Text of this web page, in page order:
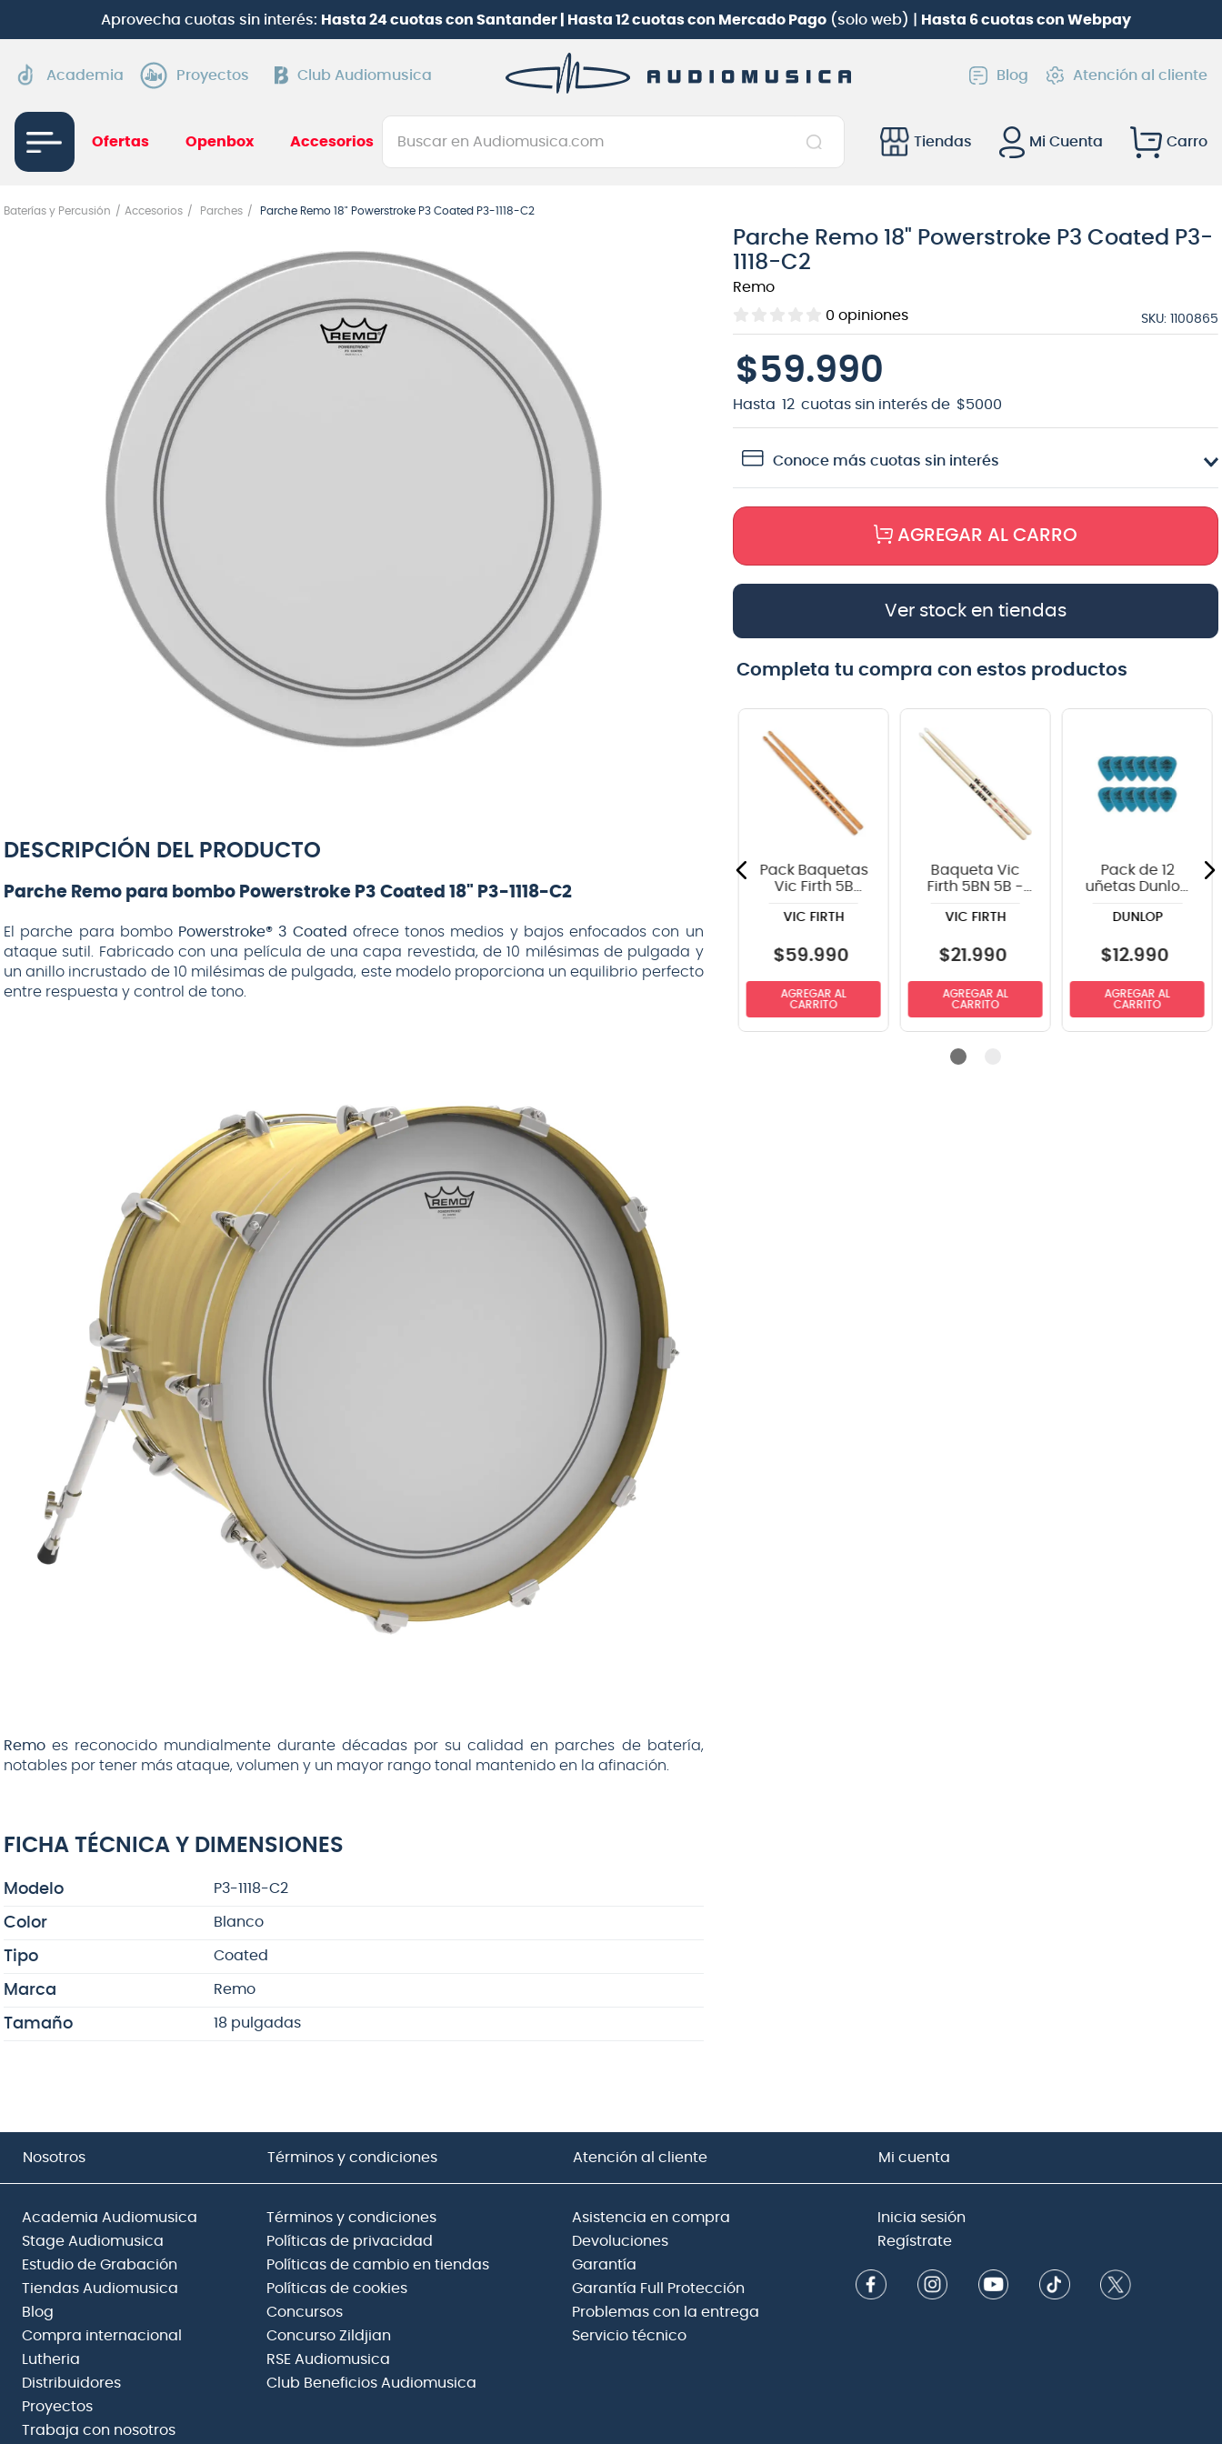
Aprovecha cuotas sin interés: Hasta 24 cuotas con Santander | Hasta 12 cuotas con Mercado Pago(solo web) | Hasta 6 cuotas con Webpay
Academia Proyectos Club Audiomusica Blog Atención al cliente
Ofertas Openbox Accesorios
Buscar en Audiomusica.com
Tiendas
Mi Cuenta
Baterías y Percusión Accesorios Parches Parche Remo 18" Powerstroke P3 Coated P3-1118-C2
DESCRIPCIÓN DEL PRODUCTO
Parche Remo para bombo Powerstroke P3 Coated 18" P3-1118-C2
El parche para bombo Powerstroke® 3 Coated ofrece tonos medios y bajos enfocados con un
ataque sutil. Fabricado con una película de una capa revestida, de 10 milésimas de pulgada y
un anillo incrustado de 10 milésimas de pulgada, este modelo proporciona un equilibrio perfecto
entre respuesta y control de tono.
Remo es reconocido mundialmente durante décadas por su calidad en parches de batería,
notables por tener más ataque, volumen y un mayor rango tonal mantenido en la afinación.
FICHA TÉCNICA Y DIMENSIONES
Modelo P3-1118-C2
Color Blanco
Tipo Coated
Marca Remo
Tamaño 18 pulgadas
Parche Remo 18" Powerstroke P3 Coated P3-
1118-C2
Remo
0 opiniones SKU: 1100865
$59.990
Hasta 12 cuotas sin interés de $5000
Conoce más cuotas sin interés
AGREGAR AL CARRO
Ver stock en tiendas
Completa tu compra con estos productos
$ 12.990
$32.990 $18.990
Pack Baquetas
Vic Firth 5B
Pares
VIC FIRTH
$59.990
AGREGAR AL
CARRITO
Baqueta Vic
Firth 5BN 5B -
VIC FIRTH
$21 .990
AGREGAR AL
CARRITO
Pack de 12
uñetas Dunlop
DUNLOP
$12.990
AGREGAR AL
CARRITO
Nosotros Términos y condiciones Atención al cliente Mi cuenta
Academia Audiomusica
Stage Audiomusica
Estudio de Grabación
Tiendas Audiomusica
Blog
Compra internacional
Lutheria
Distribuidores
Proyectos
Trabaja con nosotros
Términos y condiciones
Políticas de privacidad
Políticas de cambio en tiendas
Políticas de cookies
Concursos
Concurso Zildjian
RSE Audiomusica
Club Beneficios Audiomusica
Asistencia en compra
Devoluciones
Garantía
Garantía Full Protección
Problemas con la entrega
Servicio técnico
Inicia sesión
Regístrate
1.
guitarra electrica
guitarra electroacústica
4.
pioneerdj
5.
amplificador